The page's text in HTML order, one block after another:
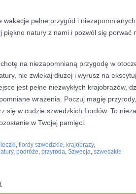
wakacje​ pełne przygód i
piękno⁢ natury z ​nami i pozwól się porwać
na niezapomnianą przygodę w⁢
nie zwlekaj dłużej i wyrusz na
jest pełne ​niezwykłych krajobrazów,
wrażenia. Poczuj magię
się ⁣w cudzie ‍szwedzkich fiordów. To
w Twojej⁢ pamięci.
fiordy szwedzkie krajobrazy,
, podróże przyroda Szwecja szwedzkie